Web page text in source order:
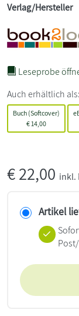
Verlag/Hersteller
Leseprobe
Auch erhältlich als:
Buch (Softcover)
€ 14,00
€22,00 inkl.
Artikel